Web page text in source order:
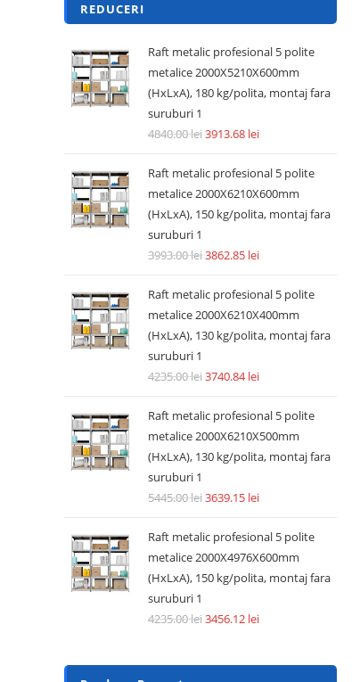
REDUCERI
Raft metalic profesional 5 polite
metalice 2000X5210X600mm
(HxLxA), 180 kg/polita, montaj fara
suruburi 1
4840.00lei3913.68 lei
Raft metalic profesional 5 polite
metalice 2000X6210X600mm
(HxLxA), 150 kg/polita, montaj fara
suruburi 1
3993.00lei3862.85 lei
Raft metalic profesional 5 polite
metalice 2000X6210X400mm
(HxLxA), 130 kg/polita, montaj fara
suruburi 1
4235.00lei3740.84lei
Raft metalic profesional 5 polite
metalice 2000X6210X500mm
(HxLxA), 130 kg/polita, montaj fara
suruburi 1
5445.00lei3639.15 lei
Raft metalic profesional 5 polite
metalice 2000X4976X600mm
(HxLxA), 150 kg/polita, montaj fara
suruburi 1
4235.00lei3456.12 lei